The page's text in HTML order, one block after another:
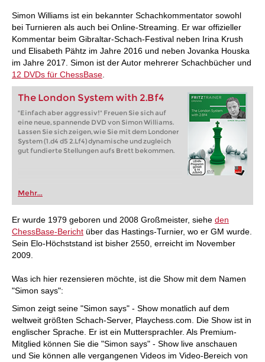
Simon Williams ist ein bekannter Schachkommentator sowohl
bei Turnieren als auch bei Online-Streaming. Er war offizieller
Kommentar beim Gibraltar-Schach-Festival neben Irina Krush
und Elisabeth Pähtz im Jahre 2016 und neben Jovanka Houska
im Jahre 2017. Simon ist der Autor mehrerer Schachbücher und
12 DVDs für ChessBase
The London System with 2.Bf4
"Einfach aber aggressiv!" Freuen Sie sich auf
eine neue, spannende DVD von Simon Williams.
Lassen Sie sich zeigen, wie Sie mit dem Londoner
System (1.d4 d5 2.Lf4) dynamische und zugleich
gut fundierte Stellungen aufs Brett bekommen.
Mehr...
Er wurde 1979 geboren und 2008 Großmeister, siehe den
ChessBase-Bericht über das Hastings-Turnier, wo er GM wurde.
Sein Elo-Höchststand ist bisher 2550, erreicht im November
2009.
Was ich hier rezensieren möchte, ist die Show mit dem Namen
"Simon says":
Simon zeigt seine "Simon says" - Show monatlich auf dem
weltweit größten Schach-Server, Playchess.com. Die Show ist in
englischer Sprache. Er ist ein Muttersprachler. Als Premium-
Mitglied können Sie die "Simon says" - Show live anschauen
und Sie können alle vergangenen Videos im Video-Bereich von